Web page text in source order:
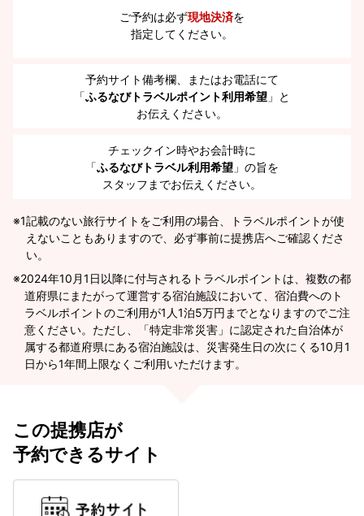
ご予約は必ず現地決済を
指定してください。
予約サイト備考欄、またはお電話にて
「ふるなびトラベルポイント利用希望 」と
お伝えください。
チェックイン時やお会計時に
「ふるなびトラベル利用希望 」の旨を
スタッフまでお伝えください。
※1記載のない旅行サイトをご利用の場合、トラベルポイントが使
えないこともありますので、必ず事前に提携店へご確認くださ
い。
2024年10月1日以降に付与されるトラベルポイントは、複数の都
道府県にまたがって運営する宿泊施設において、宿泊費へのト
ラベルポイントのご利用が1人1泊5万円までとなりますのでご注
意ください。ただし、「特定非常災害」に認定された自治体が
属する都道府県にある宿泊施設は、災害発生日の次にくる10月1
日から1年間上限なくご利用いただけます。
この提携店が
予約できるサイト